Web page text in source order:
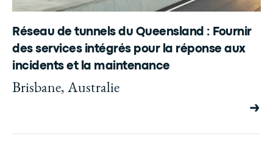
Réseau de tunnels du Queensland : Fournir
des services intégrés pour la réponse aux
incidents et la maintenance
Brisbane, Australie